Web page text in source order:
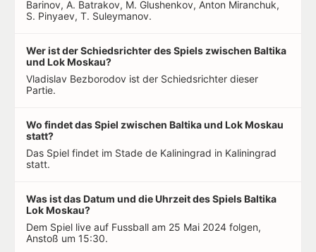
Barinov, A. Batrakov, M. Glushenkov, Anton Miranchuk,
S. Pinyaev, T. Suleymanov.
Wer ist der Schiedsrichter des Spiels zwischen Baltika
und Lok Moskau?
Vladislav Bezborodov ist der Schiedsrichter dieser
Partie.
Wo findet das Spiel zwischen Baltika und Lok Moskau
statt?
Das Spiel findet im Stade de Kaliningrad in Kaliningrad
statt.
Was ist das Datum und die Uhrzeit des Spiels Baltika
Lok Moskau?
Dem Spiel live auf Fussball am 25 Mai 2024 folgen,
Anstoß um 15:30.